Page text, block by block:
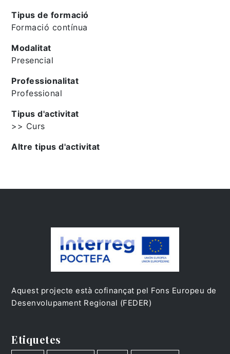
Tipus de formació
Formació contínua
Modalitat
Presencial
Professionalitat
Professional
Tipus d'activitat
>> Curs
Altre tipus d'activitat
Aquest projecte està cofinançat pel Fons Europeu de
Desenvolupament Regional (FEDER)
Etiquetes